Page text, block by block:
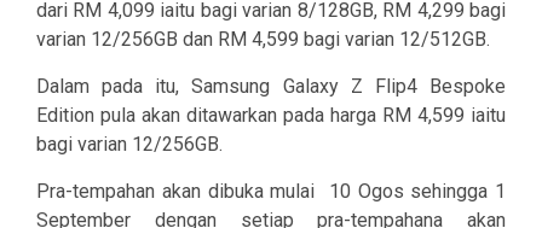
dari RM 4,099 iaitu bagi varian 8/128GB, RM 4,299 bagi
varian 12/256GB dan RM 4,599 bagi varian 12/512GB.
Dalam pada itu, Samsung Galaxy Z Flip4 Bespoke
Edition pula akan ditawarkan pada harga RM 4,599 iaitu
bagi varian 12/256GB.
Pra-tempahan akan dibuka mulai 10 Ogos sehingga 1
September dengan setiap pra-tempahana akan